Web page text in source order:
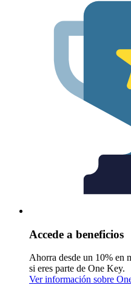
Accede a beneficios
Ahorra desde un 10% en
si eres parte de One Key.
Ver información sobre